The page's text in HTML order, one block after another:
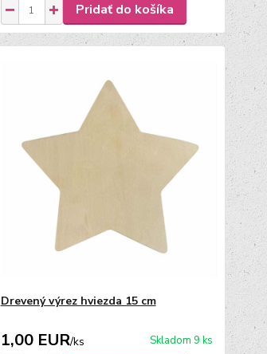
Pridať do košíka
Drevený výrez hviezda 15 cm
1,00 EUR/ks Skladom 9 ks